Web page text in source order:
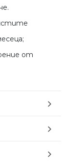
от